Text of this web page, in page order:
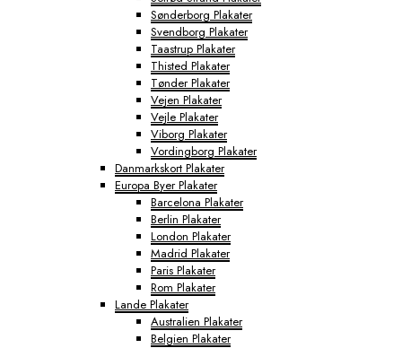
Sønderborg Plakater
Svendborg Plakater
Taastrup Plakater
Thisted Plakater
Tønder Plakater
Vejen Plakater
Vejle Plakater
Viborg Plakater
Vordingborg Plakater
Danmarkskort Plakater
Europa Byer Plakater
Barcelona Plakater
Berlin Plakater
London Plakater
Madrid Plakater
Paris Plakater
Rom Plakater
Lande Plakater
Australien Plakater
Belgien Plakater